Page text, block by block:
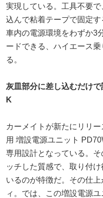
実現している。工具不要
込んで粘着テープで固定す
車内の電源環境をわずか3
ードできる、ハイエース
る。
灰皿部分に差し込むだけ
K
カーメイトが新たにリリ
用 増設電源ユニット
専用設計となっている。
ッチした質感で、取り付
いるのが特徴だ。その仕
ィ。では、この増設電源